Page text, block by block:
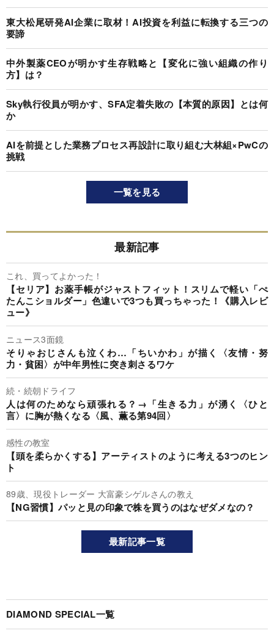
東大松尾研発AI企業に取材！AI投資を利益に転換する三つの
要諦
中外製薬CEOが明かす生存戦略と【変化に強い組織の作り
方】は？
Sky執行役員が明かす、SFA定着失敗の【本質的原因】とは何
か
AIを前提とした業務プロセス再設計に取り組む大林組×PwCの
挑戦
一覧を見る
最新記事
これ、買ってよかった！
【セリア】お薬手帳がジャストフィット！スリムで軽い「ぺ
たんこショルダー」色違いで3つも買っちゃった！《購入レビ
ュー》
ニュース3面鏡
そりゃおじさんも泣くわ…「ちいかわ」が描く〈友情・努
力・貧困〉が中年男性に突き刺さるワケ
続・続朝ドライフ
人は何のためなら頑張れる？→「生きる力」が湧く〈ひと
言〉に胸が熱くなる〈風、薫る第94回〉
感性の教室
【頭を柔らかくする】アーティストのように考える3つのヒン
ト
89歳、現役トレーダー 大富豪シゲルさんの教え
【NG習慣】パッと見の印象で株を買うのはなぜダメなの？
最新記事一覧
DIAMOND SPECIAL一覧